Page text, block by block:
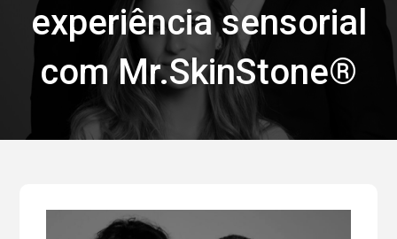
experiência sensorial
com Mr.SkinStone®